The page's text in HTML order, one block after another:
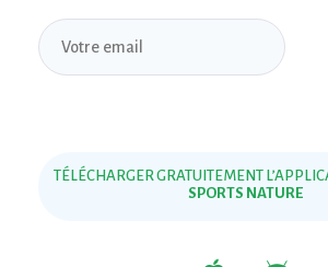
TÉLÉCHARGER GRATUITEMENT
SPORTS NATURE